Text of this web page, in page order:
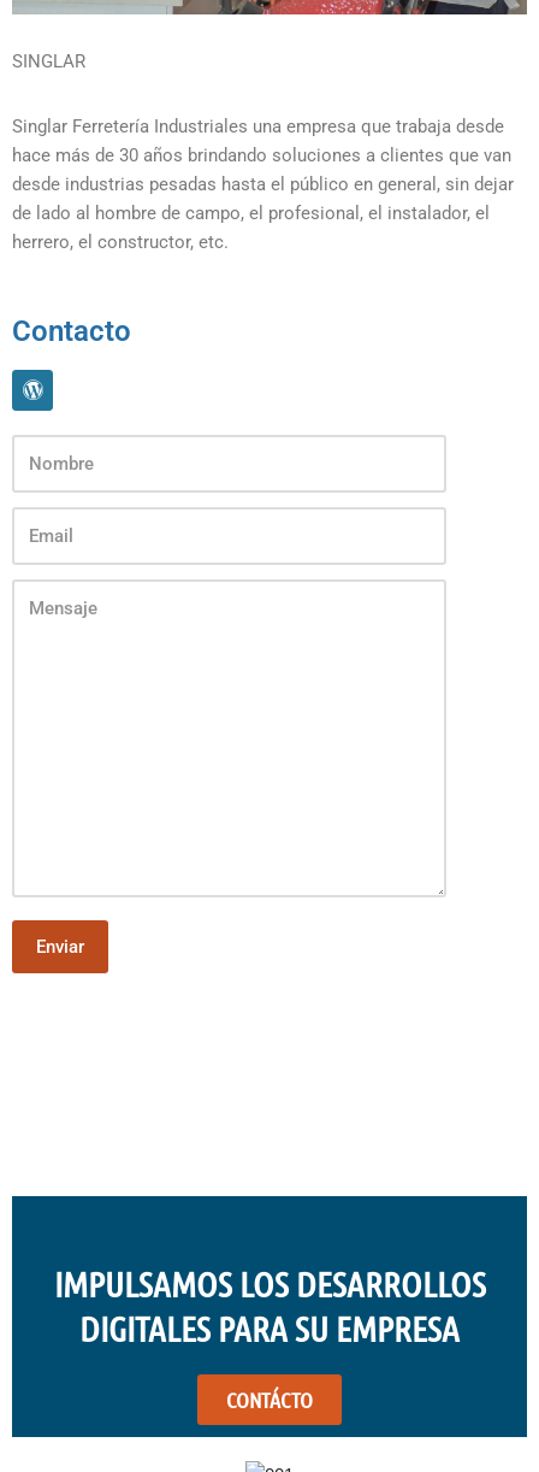
SINGLAR
Singlar Ferretería Industriales una empresa que trabaja desde
hace más de 30 años brindando soluciones a clientes que van
desde industrias pesadas hasta el público en general, sin dejar
de lado al hombre de campo, el profesional, el instalador, el
herrero, el constructor, etc.
Contacto
IMPULSAMOS LOS DESARROLLOS
DIGITALES PARA SU EMPRESA
CONTÁCTO